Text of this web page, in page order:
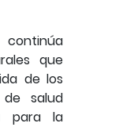
que
de los
salud
para la